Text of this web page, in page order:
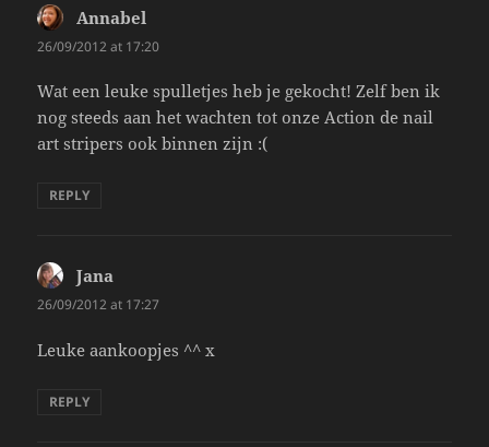
Annabel
26/09/2012 at 17:20
Wat een leuke spulletjes heb je gekocht! Zelf ben ik
nog steeds aan het wachten tot onze Action de nail
art stripers ook binnen zijn :(
REPLY
Jana
26/09/2012 at 17:27
Leuke aankoopjes ^^ x
REPLY